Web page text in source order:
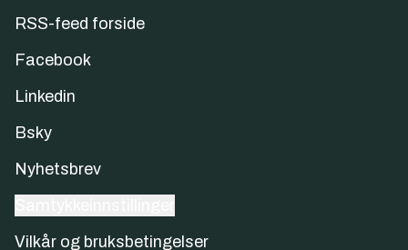
RSS-feed forside
Facebook
Linkedin
Bsky
Nyhetsbrev
Vilkår og bruksbetingelser